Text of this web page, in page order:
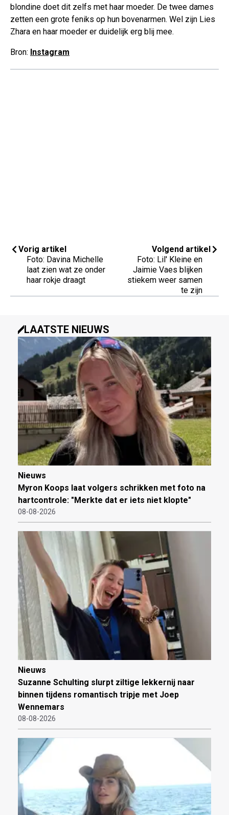
blondine doet dit zelfs met haar moeder. De twee dames
zetten een grote feniks op hun bovenarmen. Wel zijn Lies
Zhara en haar moeder er duidelijk erg blij mee.
Bron: Instagram
Vorig artikel
Foto: Davina Michelle
laat zien wat ze onder
haar rokje draagt
Volgend artikel
Foto: Lil' Kleine en
Jaimie Vaes blijken
stiekem weer samen
te zijn
LAATSTE NIEUWS
Nieuws
Myron Koops laat volgers schrikken met foto na
hartcontrole: "Merkte dat er iets niet klopte"
08-08-2026
Nieuws
Suzanne Schulting slurpt ziltige lekkernij naar
binnen tijdens romantisch tripje met Joep
Wennemars
08-08-2026